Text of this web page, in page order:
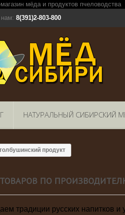
нам: 8(391)2-803-800
НАТУРАЛЬНЫЙ СИБИРСКИЙ
продукт
ПО
традиции русских напитков и